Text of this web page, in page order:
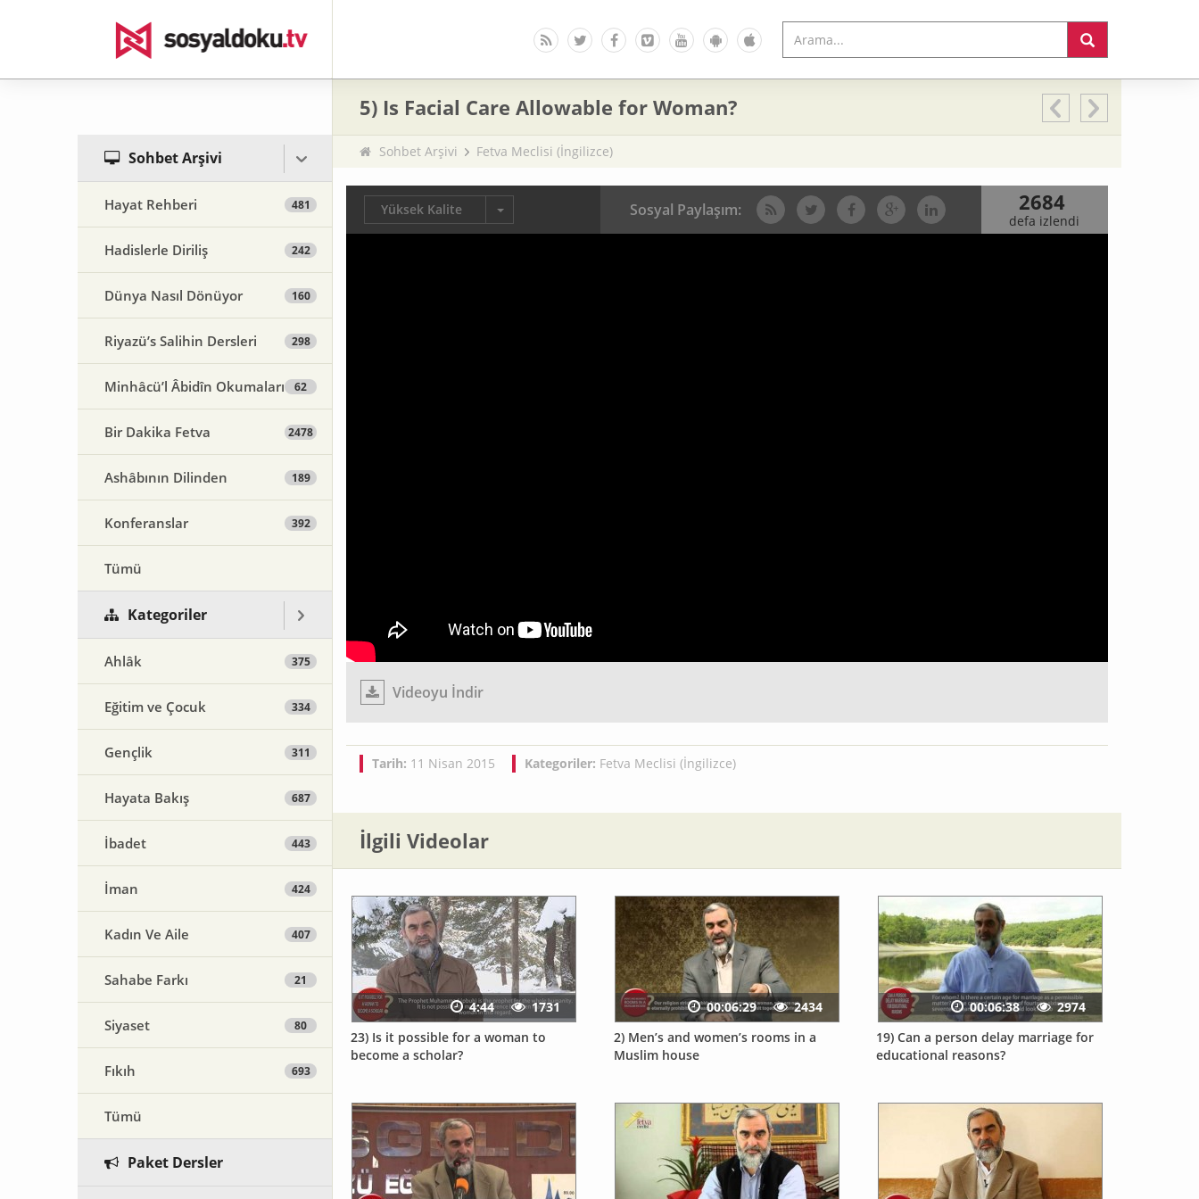
Sohbet Arşivi
Hayat Rehberi 481
Hadislerle Diriliş 242
Dünya Nasıl Dönüyor 160
Riyazü’s Salihin Dersleri 298
Minhâcü’l Âbidîn Okumaları 62
Bir Dakika Fetva 2478
Ashâbının Dilinden 189
Konferanslar 392
Tümü
Kategoriler
Ahlâk 375
Eğitim ve Çocuk 334
Gençlik 311
Hayata Bakış 687
İbadet 443
İman 424
Kadın Ve Aile 407
Sahabe Farkı 21
Siyaset 80
Fıkıh 693
Tümü
Paket Dersler
5) Is Facial Care Allowable for Woman?
Sohbet Arşivi Fetva Meclisi (İngilizce)
Yüksek Kalite Sosyal Paylaşım: 2684
defa izlendi
Videoyu İndir
Tarih: 11 Nisan 2015 Kategoriler: Fetva Meclisi (İngilizce)
İlgili Videolar
23) Is it possible for a woman to
become a scholar?
4:44
1731
2) Men’s and women’s rooms in a
Muslim house
00:06:29
2434
19) Can a person delay marriage for
educational reasons?
00:06:38 2974